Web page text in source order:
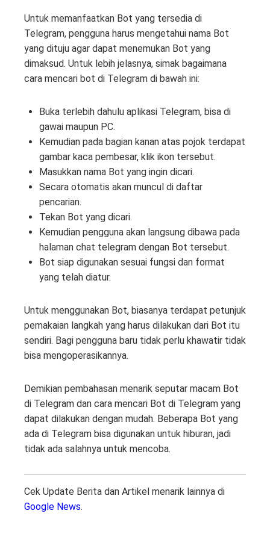
Untuk memanfaatkan Bot yang tersedia di
Telegram, pengguna harus mengetahui nama Bot
yang dituju agar dapat menemukan Bot yang
dimaksud. Untuk lebih jelasnya, simak bagaimana
cara mencari bot di Telegram di bawah ini:
Buka terlebih dahulu aplikasi Telegram, bisa di
gawai maupun PC.
Kemudian pada bagian kanan atas pojok terdapat
gambar kaca pembesar, klik ikon tersebut.
Masukkan nama Bot yang ingin dicari.
Secara otomatis akan muncul di daftar
pencarian.
Tekan Bot yang dicari.
Kemudian pengguna akan langsung dibawa pada
halaman chat telegram dengan Bot tersebut.
Bot siap digunakan sesuai fungsi dan format
yang telah diatur.
Untuk menggunakan Bot, biasanya terdapat petunjuk
pemakaian langkah yang harus dilakukan dari Bot itu
sendiri. Bagi pengguna baru tidak perlu khawatir tidak
bisa mengoperasikannya.
Demikian pembahasan menarik seputar macam Bot
di Telegram dan cara mencari Bot di Telegram yang
dapat dilakukan dengan mudah. Beberapa Bot yang
ada di Telegram bisa digunakan untuk hiburan, jadi
tidak ada salahnya untuk mencoba.
Cek Update Berita dan Artikel menarik lainnya di
Google News.